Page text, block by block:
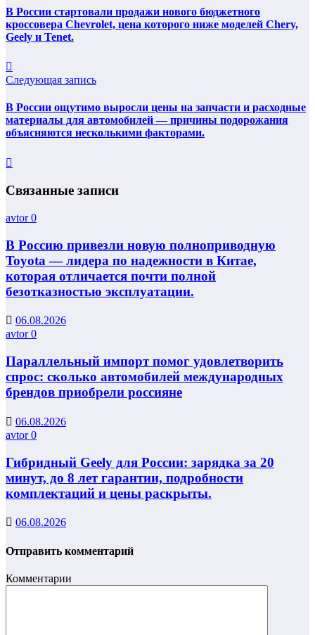
В России стартовали продажи нового бюджетного
кроссовера Chevrolet, цена которого ниже моделей Chery,
Geely и Tenet.
Следующая запись
В России ощутимо выросли цены на запчасти и расходные
материалы для автомобилей — причины подорожания
объясняются несколькими факторами.
Связанные записи
avtor0
В Россию привезли новую полноприводную
Toyota — лидера по надежности в Китае,
которая отличается почти полной
безотказностью эксплуатации.
06.08.2026
avtor0
Параллельный импорт помог удовлетворить
спрос: сколько автомобилей международных
брендов приобрели россияне
06.08.2026
avtor0
Гибридный Geely для России: зарядка за 20
минут, до 8 лет гарантии, подробности
комплектаций и цены раскрыты.
06.08.2026
Отправить комментарий
Комментарии